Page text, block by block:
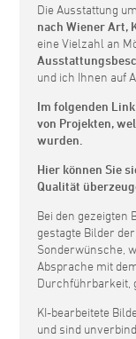
Die Ausstattung
nach Wiener Art,
eine Vielzahl an
und ich Ihnen auf
Im folgenden
von Projekten,
wurden.
Hier können Sie
Qualität
Bei den gezeigten
gestagte Bilder
Sonderwünsche,
Absprache mit
Durchführbarkeit,
KI-bearbeitete
und sind